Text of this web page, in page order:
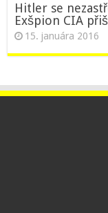
Hitler se
Exšpion CIA
15. januára 2016